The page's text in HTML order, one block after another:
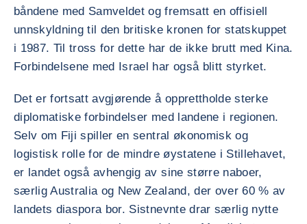
båndene med Samveldet og fremsatt en offisiell
unnskyldning til den britiske kronen for statskuppet
i 1987. Til tross for dette har de ikke brutt med Kina.
Forbindelsene med Israel har også blitt styrket.
Det er fortsatt avgjørende å opprettholde sterke
diplomatiske forbindelser med landene i regionen.
Selv om Fiji spiller en sentral økonomisk og
logistisk rolle for de mindre øystatene i Stillehavet,
er landet også avhengig av sine større naboer,
særlig Australia og New Zealand, der over 60 % av
landets diaspora bor. Sistnevnte drar særlig nytte